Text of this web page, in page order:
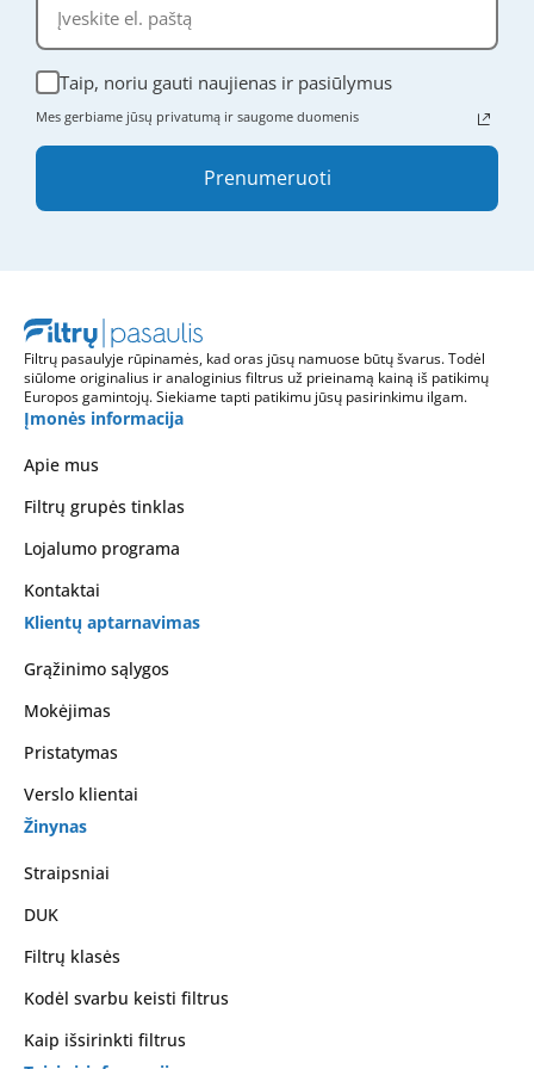
Taip, noriu gauti naujienas ir pasiūlymus
Mes gerbiame jūsų privatumą ir saugome duomenis
Prenumeruoti
Filtrų pasaulyje rūpinamės, kad oras jūsų namuose būtų švarus. Todėl
siūlome originalius ir analoginius filtrus už prieinamą kainą iš patikimų
Europos gamintojų. Siekiame tapti patikimu jūsų pasirinkimu ilgam.
Įmonės informacija
Apie mus
Filtrų grupės tinklas
Lojalumo programa
Kontaktai
Klientų aptarnavimas
Grąžinimo sąlygos
Mokėjimas
Pristatymas
Verslo klientai
Žinynas
Straipsniai
DUK
Filtrų klasės
Kodėl svarbu keisti filtrus
Kaip išsirinkti filtrus